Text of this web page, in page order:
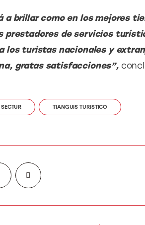
a brillar como en los mejores
prestadores de servicios
los turistas nacionales y
gratas satisfacciones”,
SECTUR TIANGUIS TURISTICO